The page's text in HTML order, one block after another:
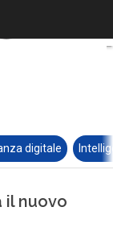
digitale
il nuovo